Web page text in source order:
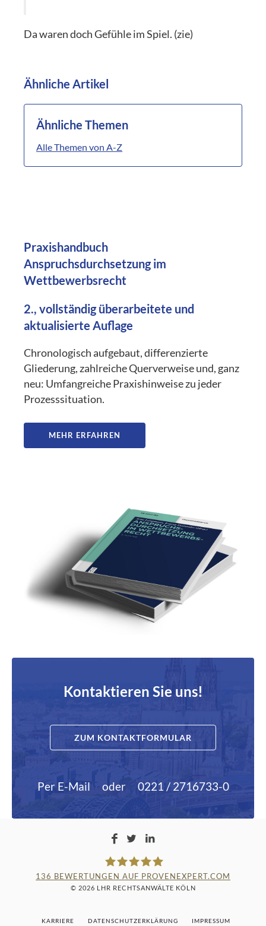
Da waren doch Gefühle im Spiel. (zie)
Ähnliche Artikel
Ähnliche Themen
Alle Themen von A-Z
Praxishandbuch
Anspruchsdurchsetzung im
Wettbewerbsrecht
2., vollständig überarbeitete und
aktualisierte Auflage
Chronologisch aufgebaut, differenzierte
Gliederung, zahlreiche Querverweise und, ganz
neu: Umfangreiche Praxishinweise zu jeder
Prozesssituation.
MEHR ERFAHREN
Kontaktieren Sie uns!
ZUM KONTAKTFORMULAR
Per E-Mail oder 0221 / 2716733-0
136 BEWERTUNGEN AUF PROVENEXPERT.COM
© 2026 LHR RECHTSANWÄLTE KÖLN
KARRIERE DATENSCHUTZERKLÄRUNG IMPRESSUM